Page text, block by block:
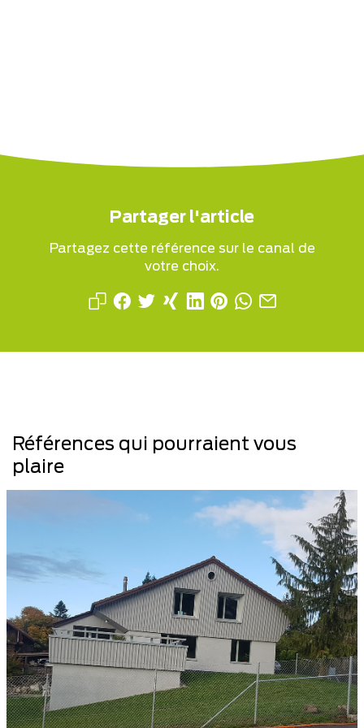
Partager l'article
Partagez cette référence sur le canal de
votre choix.
Références qui pourraient vous
plaire